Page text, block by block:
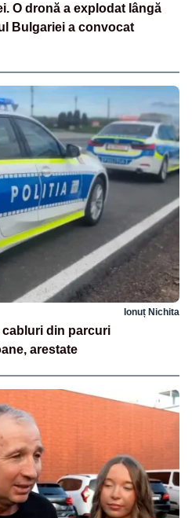
O dronă a explodat lângă
Bulgariei a convocat
Ionuț Nichita
cabluri din parcuri
arestate